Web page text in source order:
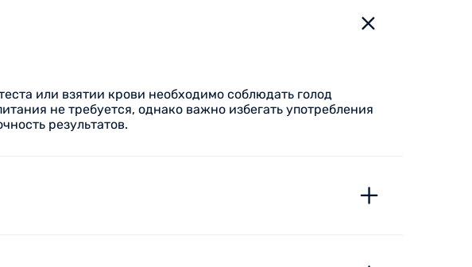
или взятии крови необходимо соблюдать голод
не требуется, однако важно избегать употребления
результатов.